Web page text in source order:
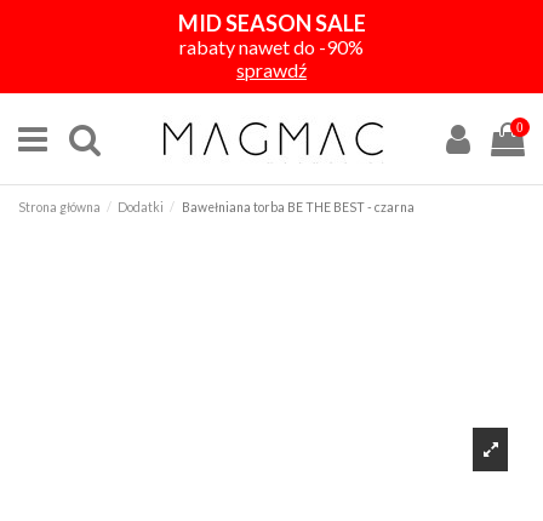
MID SEASON SALE
rabaty nawet do -90%
sprawdź
0
Strona główna Dodatki Bawełniana torba BE THE BEST - czarna